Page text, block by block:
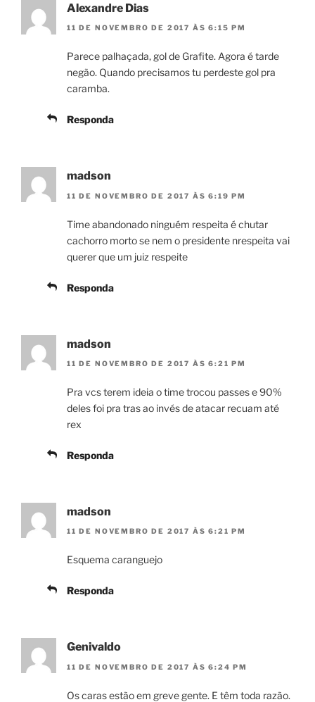
Alexandre Dias
11 DE NOVEMBRO DE 2017 ÀS 6:15 PM
Parece palhaçada, gol de Grafite. Agora é tarde
negão. Quando precisamos tu perdeste gol pra
caramba.
Responda
madson
11 DE NOVEMBRO DE 2017 ÀS 6:19 PM
Time abandonado ninguém respeita é chutar
cachorro morto se nem o presidente nrespeita vai
querer que um juiz respeite
Responda
madson
11 DE NOVEMBRO DE 2017 ÀS 6:21 PM
Pra vcs terem ideia o time trocou passes e 90%
deles foi pra tras ao invés de atacar recuam até
rex
Responda
madson
11 DE NOVEMBRO DE 2017 ÀS 6:21 PM
Esquema caranguejo
Responda
Genivaldo
11 DE NOVEMBRO DE 2017 ÀS 6:24 PM
Os caras estão em greve gente. E têm toda razão.